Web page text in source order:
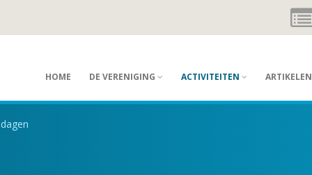
HOME DE VERENIGING ACTIVITEITEN ARTIKELEN